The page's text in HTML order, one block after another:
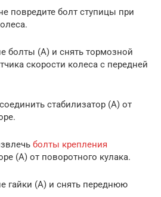
повредите болт ступицы при
болты (А) и снять тормозной
скорости колеса с передней
стабилизатор (А) от
болты крепления
(А) от поворотного кулака.
гайки (А) и снять переднюю